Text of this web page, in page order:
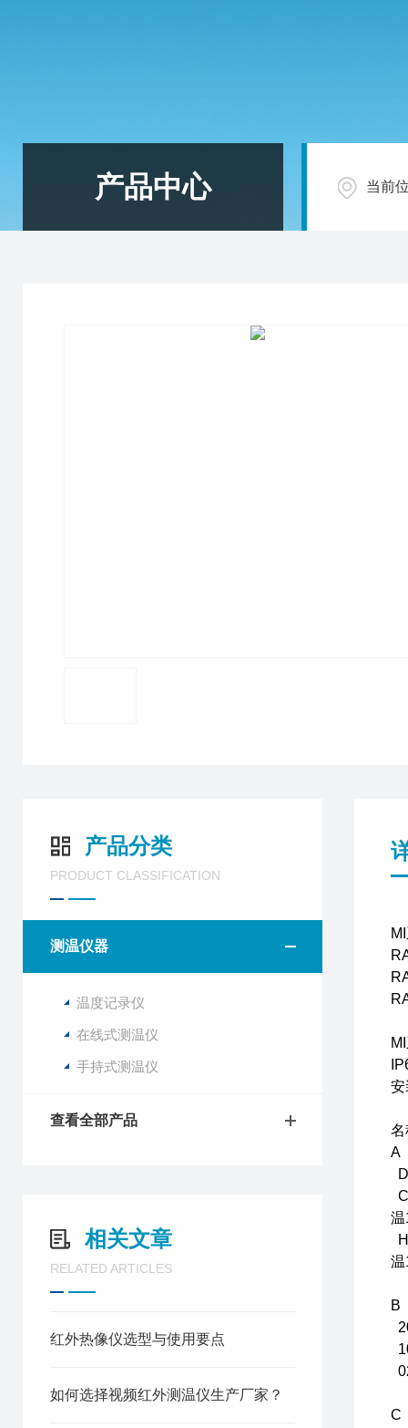
产品中心 当前
产品分类
PRODUCT CLASSIFICATION
测温仪器
温度记录仪
在线式测温仪
手持式测温仪
查看全部产品
相关文章
RELATED ARTICLES
红外热像仪选型与使用要点
如何选择视频红外测温仪生产厂家？
安
名
A
B
C